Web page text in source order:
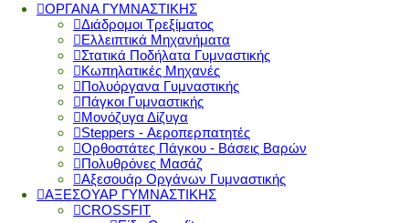
ΟΡΓΑΝΑ ΓΥΜΝΑΣΤΙΚΗΣ
Διάδρομοι Τρεξίματος
Ελλειπτικά Μηχανήματα
Στατικά Ποδήλατα Γυμναστικής
Κωπηλατικές Μηχανές
Πολυόργανα Γυμναστικής
Πάγκοι Γυμναστικής
Μονόζυγα Δίζυγα
Steppers - Αεροπερπατητές
Ορθοστάτες Πάγκου - Βάσεις Βαρών
Πολυθρόνες Μασάζ
Αξεσουάρ Οργάνων Γυμναστικής
ΑΞΕΣΟΥΑΡ ΓΥΜΝΑΣΤΙΚΗΣ
CROSSFIT